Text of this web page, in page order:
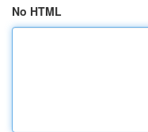
No HTML